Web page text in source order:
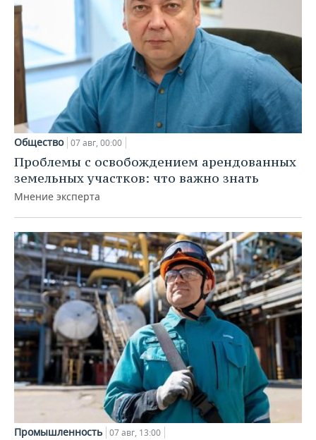
Общество 07 авг, 00:00
Проблемы с освобождением арендованных
земельных участков: что важно знать
Мнение эксперта
Промышленность 07 авг, 13:00